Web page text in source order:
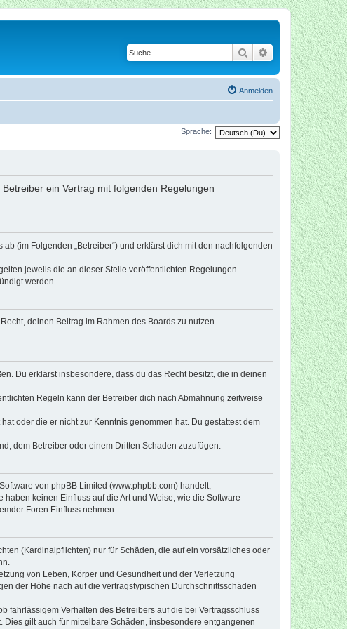
Suche Erweiterte Suche
Anmelden
Sprache:
ein Vertrag mit folgenden Regelungen
(im Folgenden „Betreiber“) und erklärst dich mit den nachfolgenden
jeweils die an dieser Stelle veröffentlichten Regelungen.
werden.
deinen Beitrag im Rahmen des Boards zu nutzen.
Du erklärst insbesondere, dass du das Recht besitzt, die in deinen
Regeln kann der Betreiber dich nach Abmahnung zeitweise
oder die er nicht zur Kenntnis genommen hat. Du gestattest dem
dem Betreiber oder einem Dritten Schaden zuzufügen.
von phpBB Limited (www.phpbb.com) handelt;
keinen Einfluss auf die Art und Weise, wie die Software
Foren Einfluss nehmen.
(Kardinalpflichten) nur für Schäden, die auf ein vorsätzliches oder
von Leben, Körper und Gesundheit und der Verletzung
der Höhe nach auf die vertragstypischen Durchschnittsschäden
fahrlässigem Verhalten des Betreibers auf die bei Vertragsschluss
gilt auch für mittelbare Schäden, insbesondere entgangenen